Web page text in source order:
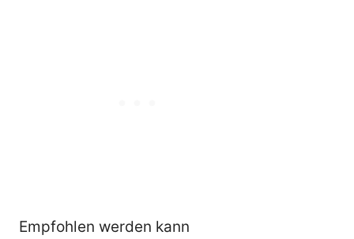
Empfohlen werden kann